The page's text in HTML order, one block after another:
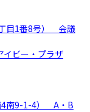
目1番8号） 会議
イビー・プラザ
4南9-1-4） A・B